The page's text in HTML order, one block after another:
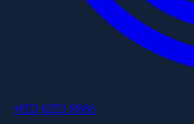
+852 6253 8886